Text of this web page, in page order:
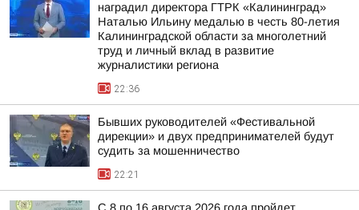
наградил директора ГТРК «Калининград»
Наталью Ильину медалью в честь 80-летия
Калининградской области за многолетний
труд и личный вклад в развитие
журналистики региона
22:36
Бывших руководителей «Фестивальной
дирекции» и двух предпринимателей будут
судить за мошенничество
22:21